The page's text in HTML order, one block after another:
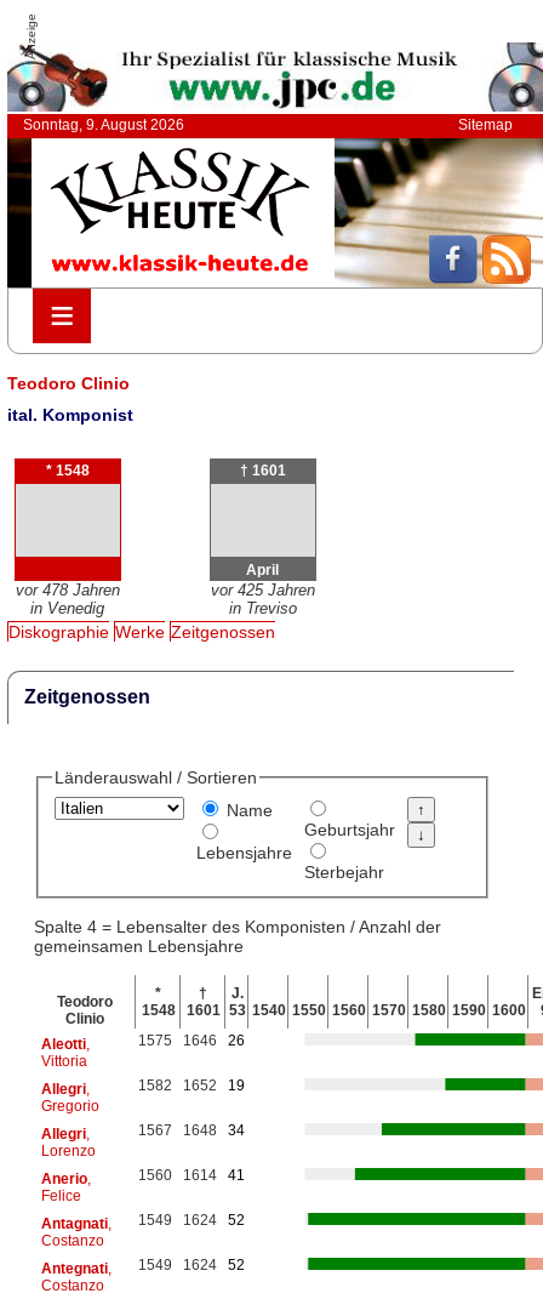
Anzeige
Sonntag, 9. August 2026 Sitemap
≡
≡
Teodoro Clinio
ital. Komponist
* 1548
vor 478 Jahren
in Venedig
† 1601
April
vor 425 Jahren
in Treviso
Diskographie Werke Zeitgenossen
Zeitgenossen
Länderauswahl / Sortieren
Name
Lebensjahre
Geburtsjahr
Sterbejahr
Spalte 4 = Lebensalter des Komponisten / Anzahl der
gemeinsamen Lebensjahre
Teodoro
Clinio
*
1548
†
1601
J.
53 1540 1550 1560 1570 1580 1590 1600
Aleotti,
Vittoria
1575 1646 26
Allegri,
Gregorio
1582 1652 19
Allegri,
Lorenzo
1567 1648 34
Anerio,
Felice
1560 1614 41
Antagnati,
Costanzo
1549 1624 52
Antegnati,
Costanzo
1549 1624 52